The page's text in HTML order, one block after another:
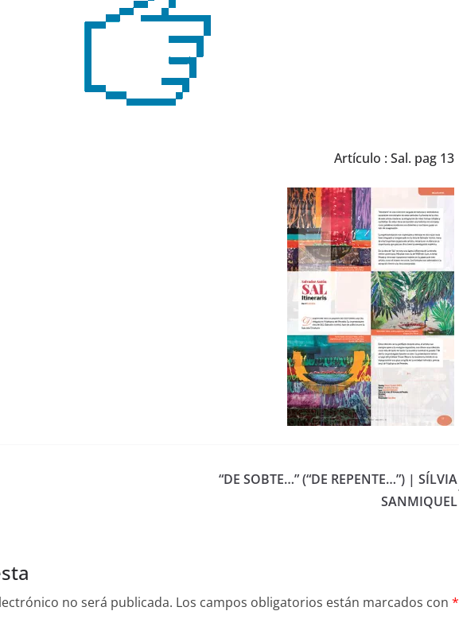
Artículo : Sal. pag 13
“DE SOBTE…” (“DE REPENTE…”) | SÍLVIA
SANMIQUEL
no será publicada. Los campos obligatorios están marcados con *